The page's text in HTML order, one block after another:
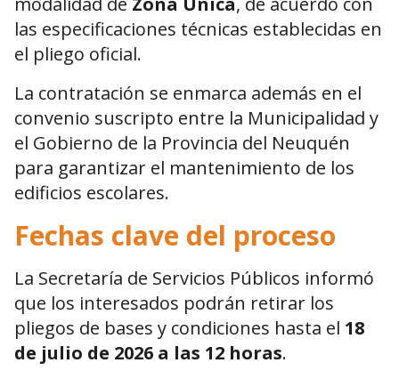
las especificaciones técnicas establecidas en
el pliego oficial.
La contratación se enmarca además en el
convenio suscripto entre la Municipalidad y
el Gobierno de la Provincia del Neuquén
para garantizar el mantenimiento de los
edificios escolares.
Fechas clave del proceso
La Secretaría de Servicios Públicos informó
que los interesados podrán retirar los
pliegos de bases y condiciones hasta el 18
de julio de 2026 a las 12 horas.